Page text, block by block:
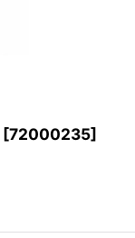
[72000235]